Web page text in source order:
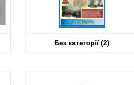
Без категорії(2)